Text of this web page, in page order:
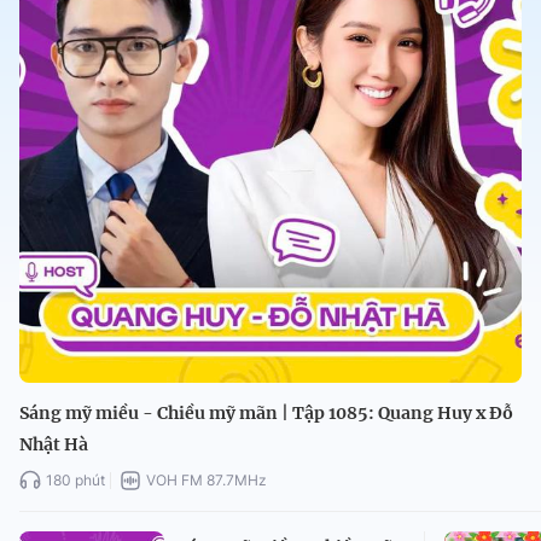
Sáng mỹ miều - Chiều mỹ mãn | Tập 1085: Quang Huy x Đỗ
Nhật Hà
180 phút VOH FM 87.7MHz